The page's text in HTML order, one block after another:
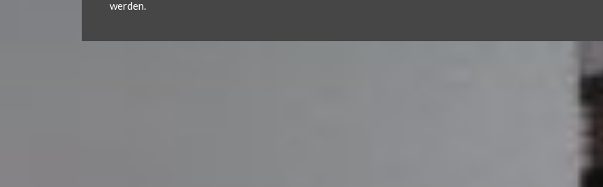
werden.